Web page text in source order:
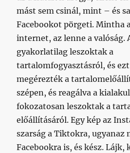
mást sem csinál, mint – és
Facebookot pörgeti. Mintha
internet, az lenne a valóság.
gyakorlatilag leszoktak a
tartalomfogyasztásról, és
megérezték a
szépen, és reagálva a
fokozatosan leszoktak a
előállításáról. Egy kép az
szarság a Tiktokra, ugyanaz
Facebookra is, és kész. Lájk,